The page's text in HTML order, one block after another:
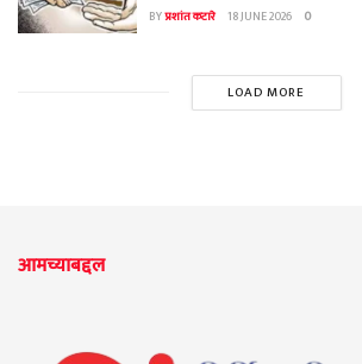
BYप्रशांत कटारे 18 JUNE 2026 0
LOAD MORE
आमच्याबद्दल